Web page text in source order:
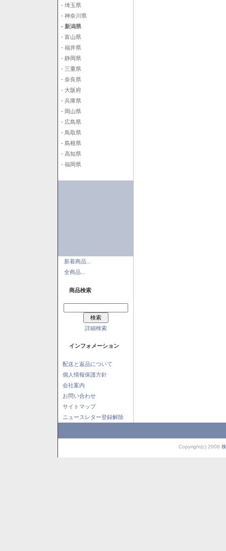
- 埼玉県
- 神奈川県
- 新潟県
- 富山県
- 福井県
- 静岡県
- 三重県
- 奈良県
- 大阪府
- 兵庫県
- 岡山県
- 広島県
- 鳥取県
- 島根県
- 高知県
- 福岡県
新着商品...
全商品...
商品検索
詳細検索
インフォメーション
配送と返品について
個人情報保護方針
会社案内
お問い合わせ
サイトマップ
ニュースレター登録解除
Copyright(c) 2008